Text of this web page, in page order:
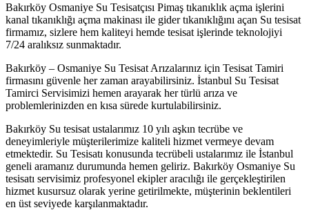
Bakırköy Osmaniye Su Tesisatçısı Pimaş tıkanıklık açma işlerini
kanal tıkanıklığı açma makinası ile gider tıkanıklığını açan Su tesisat
firmamız, sizlere hem kaliteyi hemde tesisat işlerinde teknolojiyi
7/24 aralıksız sunmaktadır.
Bakırköy – Osmaniye Su Tesisat Arızalarınız için Tesisat Tamiri
firmasını güvenle her zaman arayabilirsiniz. İstanbul Su Tesisat
Tamirci Servisimizi hemen arayarak her türlü arıza ve
problemlerinizden en kısa sürede kurtulabilirsiniz.
Bakırköy Su tesisat ustalarımız 10 yılı aşkın tecrübe ve
deneyimleriyle müşterilerimize kaliteli hizmet vermeye devam
etmektedir. Su Tesisatı konusunda tecrübeli ustalarımız ile İstanbul
geneli aramanız durumunda hemen geliriz. Bakırköy Osmaniye Su
tesisatı servisimiz profesyonel ekipler aracılığı ile gerçekleştirilen
hizmet kusursuz olarak yerine getirilmekte, müşterinin beklentileri
en üst seviyede karşılanmaktadır.